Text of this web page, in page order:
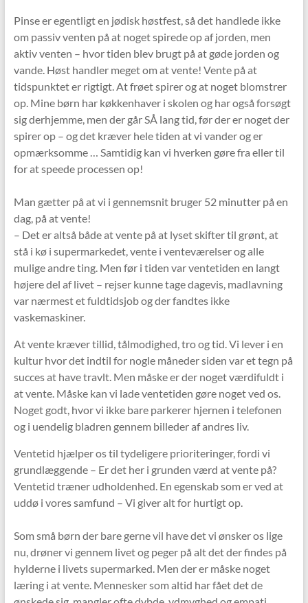
Pinse er egentligt en jødisk høstfest, så det handlede ikke
om passiv venten på at noget spirede op af jorden, men
aktiv venten – hvor tiden blev brugt på at gøde jorden og
vande. Høst handler meget om at vente! Vente på at
tidspunktet er rigtigt. At frøet spirer og at noget blomstrer
op. Mine børn har køkkenhaver i skolen og har også forsøgt
sig derhjemme, men der går SÅ lang tid, før der er noget der
spirer op – og det kræver hele tiden at vi vander og er
opmærksomme … Samtidig kan vi hverken gøre fra eller til
for at speede processen op!
Man gætter på at vi i gennemsnit bruger 52 minutter på en
dag, på at vente!
– Det er altså både at vente på at lyset skifter til grønt, at
stå i kø i supermarkedet, vente i venteværelser og alle
mulige andre ting. Men før i tiden var ventetiden en langt
højere del af livet – rejser kunne tage dagevis, madlavning
var nærmest et fuldtidsjob og der fandtes ikke
vaskemaskiner.
At vente kræver tillid, tålmodighed, tro og tid. Vi lever i en
kultur hvor det indtil for nogle måneder siden var et tegn på
succes at have travlt. Men måske er der noget værdifuldt i
at vente. Måske kan vi lade ventetiden gøre noget ved os.
Noget godt, hvor vi ikke bare parkerer hjernen i telefonen
og i uendelig bladren gennem billeder af andres liv.
Ventetid hjælper os til tydeligere prioriteringer, fordi vi
grundlæggende – Er det her i grunden værd at vente på?
Ventetid træner udholdenhed. En egenskab som er ved at
uddø i vores samfund – Vi giver alt for hurtigt op.
Som små børn der bare gerne vil have det vi ønsker os lige
nu, drøner vi gennem livet og peger på alt det der findes på
hylderne i livets supermarked. Men der er måske noget
læring i at vente. Mennesker som altid har fået det de